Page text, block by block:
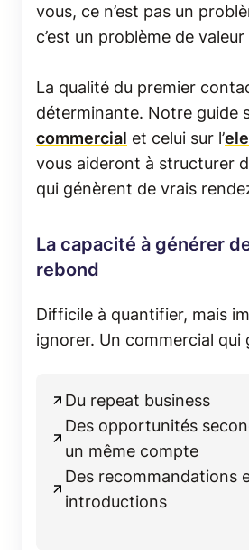
vous, ce n’est pas un
c’est un problème de
La qualité du premier
déterminante. Notre guide
commercial et celui sur l’
vous aideront à structurer
qui génèrent de vrais
La capacité à générer
rebond
Difficile à quantifier, mais
ignorer. Un commercial qui
Du repeat business
Des opportunités
un même compte
Des recommandations
introductions